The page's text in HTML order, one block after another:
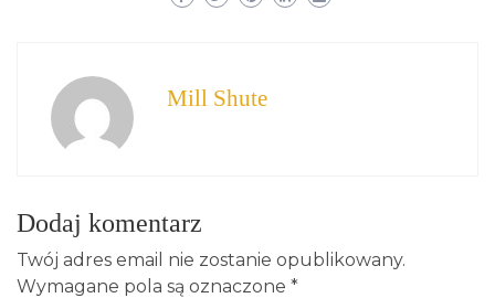
Mill Shute
Dodaj komentarz
Twój adres email nie zostanie opublikowany.
Wymagane pola są oznaczone *